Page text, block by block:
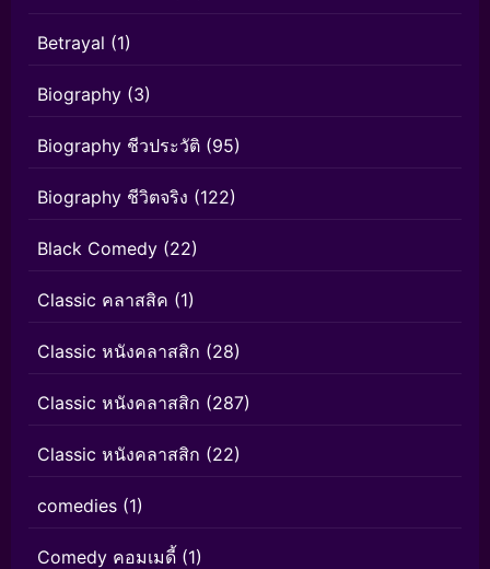
Betrayal (1)
Biography (3)
Biography ชีวประวัติ (95)
Biography ชีวิตจริง (122)
Black Comedy (22)
Classic คลาสสิค (1)
Classic หนังคลาสสิก (28)
Classic หนังคลาสสิก (287)
Classic หนังคลาสสิก (22)
comedies (1)
Comedy คอมเมดี้ (1)